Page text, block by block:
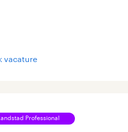
Overig
vacature
Professional